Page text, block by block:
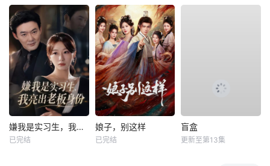
嫌我是实习生，我亮出老板身份
已完结
娘子，别这样
已完结
盲盒
更新至第13集